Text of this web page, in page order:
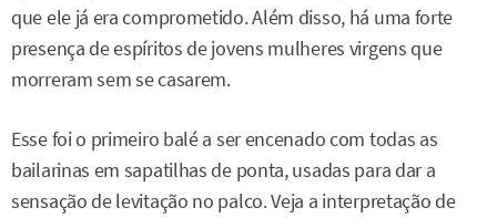
que ele já era comprometido. Além disso, há uma forte
presença de espíritos de jovens mulheres virgens que
morreram sem se casarem.
Esse foi o primeiro balé a ser encenado com todas as
bailarinas em sapatilhas de ponta, usadas para dar a
sensação de levitação no palco. Veja a interpretação de